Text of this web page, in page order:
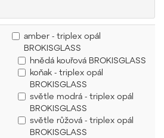
amber - triplex opál
BROKISGLASS
hnědá kouřová BROKISGLASS
koňak - triplex opál
BROKISGLASS
světle modrá - triplex opál
BROKISGLASS
světle růžová - triplex opál
BROKISGLASS